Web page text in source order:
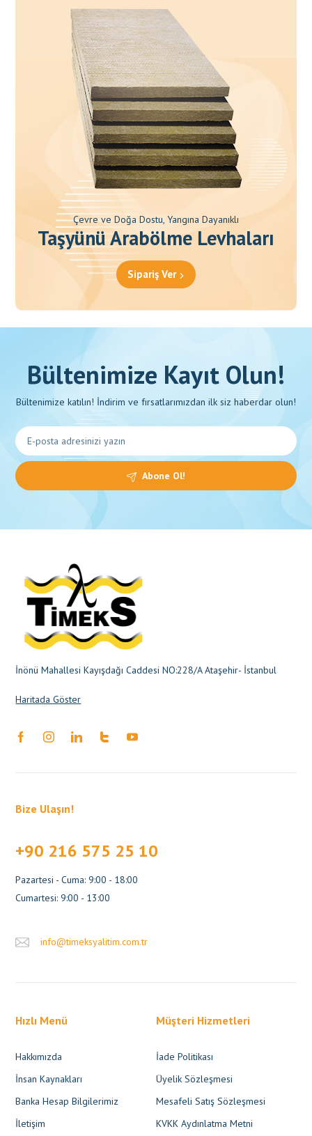
Çevre ve Doğa Dostu, Yangına Dayanıklı
Taşyünü Arabölme Levhaları
Sipariş Ver
Bültenimize Kayıt Olun!
Bültenimize katılın! İndirim ve fırsatlarımızdan ilk siz haberdar olun!
Abone Ol!
İnönü Mahallesi Kayışdağı Caddesi NO:228/A Ataşehir- İstanbul
Haritada Göster
Bize Ulaşın!
+90 216 575 25 10
Pazartesi - Cuma: 9:00 - 18:00
Cumartesi: 9:00 - 13:00
info@timeksyalitim.com.tr
Hızlı Menü
Hakkımızda
İnsan Kaynakları
Banka Hesap Bilgilerimiz
İletişim
Müşteri Hizmetleri
İade Politikası
Üyelik Sözleşmesi
Mesafeli Satış Sözleşmesi
KVKK Aydınlatma Metni